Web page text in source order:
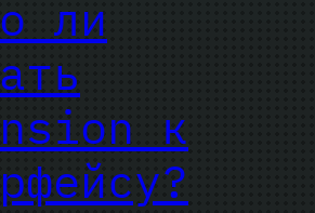
ли
к